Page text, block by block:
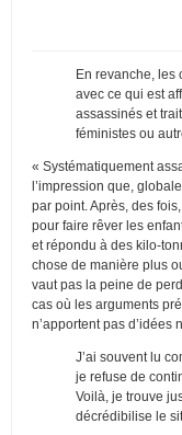
En revanche, les
avec ce qui est
assassinés et
féministes ou
« Systématiquement
l’impression que,
par point. Après, des
pour faire rêver les
et répondu à des kilo-
chose de manière plus
vaut pas la peine de
cas où les arguments
n’apportent pas d’idées
J’ai souvent lu
je refuse de
Voilà, je trouve
décrédibilise le